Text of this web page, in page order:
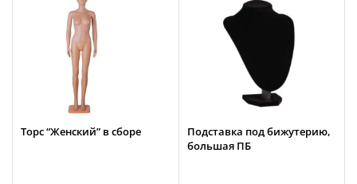
Торс “Женский” в сборе
Подставка под бижутерию,
большая ПБ